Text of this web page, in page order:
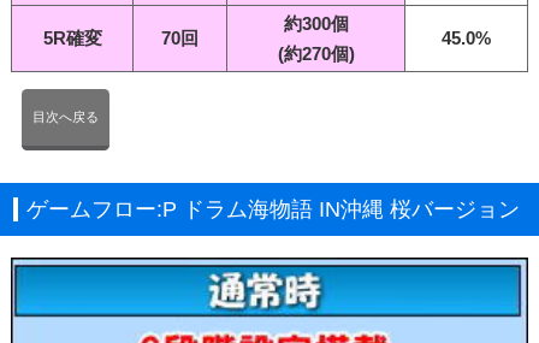
5R確変 70回
約300個
(約270個)
45.0%
目次へ戻る
ゲームフロー:P ドラム海物語 IN沖縄 桜バージョン